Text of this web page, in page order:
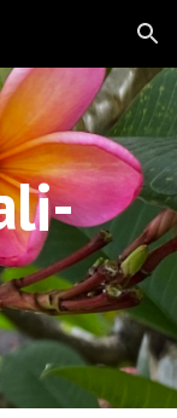
Skip to navigation